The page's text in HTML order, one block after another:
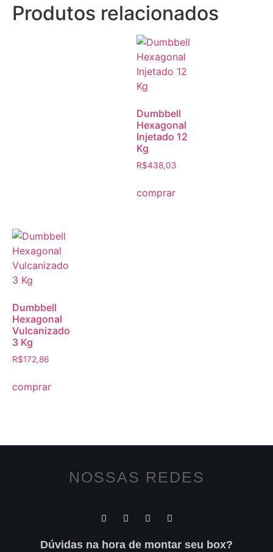
Produtos relacionados
Dumbbell
Hexagonal
Injetado 12
Kg
R$438,03
comprar
Dumbbell
Hexagonal
Vulcanizado
3 Kg
R$172,86
comprar
NOSSAS REDES
Dúvidas na hora de montar seu box?